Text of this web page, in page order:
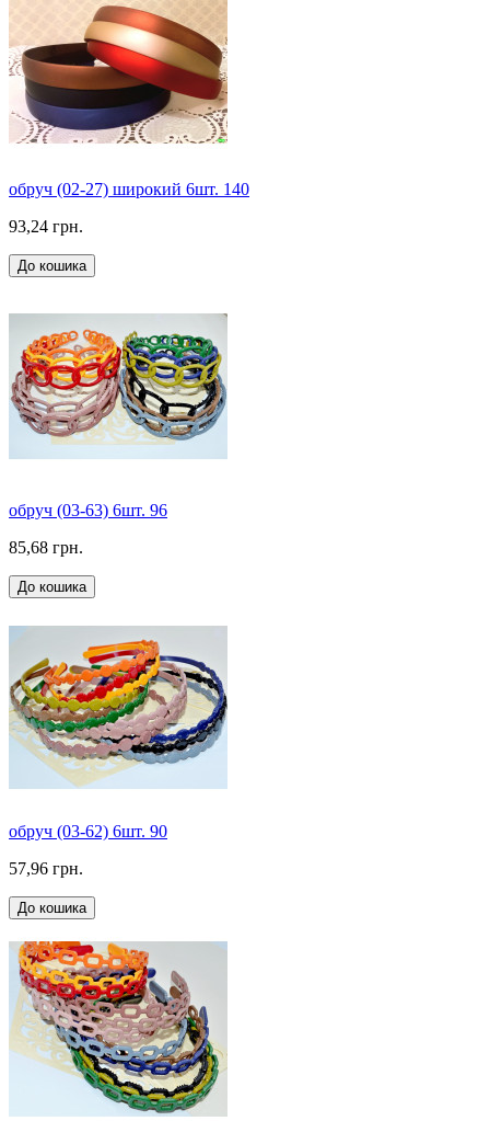
обруч (02-27) широкий 6шт. 140
93,24 грн.
До кошика
обруч (03-63) 6шт. 96
85,68 грн.
До кошика
обруч (03-62) 6шт. 90
57,96 грн.
До кошика